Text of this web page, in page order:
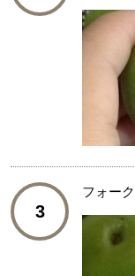
3
フォー